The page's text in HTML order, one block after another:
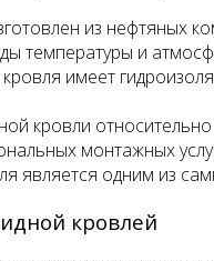
из нефтяных
температуры и
имеет
кровли
монтажных
является одним из
кровлей